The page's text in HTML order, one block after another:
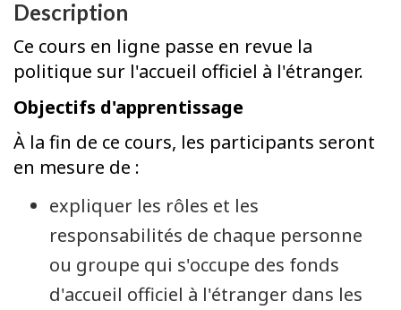
Description
Ce cours en ligne passe en revue la
politique sur l'accueil officiel à l'étranger.
Objectifs d'apprentissage
À la fin de ce cours, les participants seront
en mesure de :
expliquer les rôles et les
responsabilités de chaque personne
ou groupe qui s'occupe des fonds
d'accueil officiel à l'étranger dans les